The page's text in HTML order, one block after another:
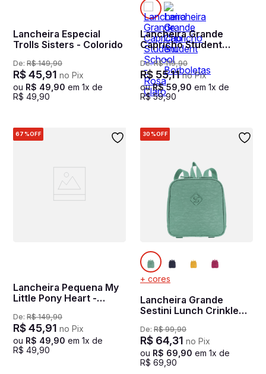
Lancheira Especial
Trolls Sisters - Colorido
De: R$ 149,90
R$45,91 no Pix
ou R$ 49,90 em 1x de
R$ 49,90
Lancheira Grande
Capricho Student
School - Rosa Claro
De:R$ 119,90
R$ 55,11no Pix
ouR$ 59,90 em 1x de
R$ 59,90
67%OFF
Lancheira Pequena My
Little Pony Heart -
De: R$ 149,90
R$45,91 no Pix
ou R$ 49,90 em 1x de
R$ 49,90
30%OFF
+ cores
Lancheira Grande
Sestini Lunch Crinkle
De: R$ 99,90
R$ 64,31 no Pix
ou R$ 69,90 em 1x de
R$ 69,90